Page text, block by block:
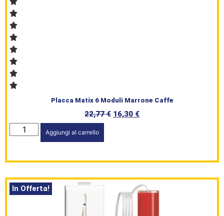
del Caffè
Prodotti
Placca Matix 6 Moduli Marrone Caffe
22,77€ 16,30 €
Aggiungi al carrello
In Offerta!